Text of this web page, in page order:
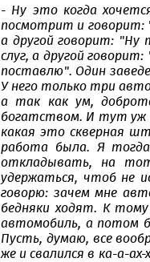
- Ну это когда
посмотрит и говорит:
а другой говорит: "Ну
слуг, а другой
поставлю". Один
У него только три
а так как ум,
богатством. И тут уж
какая это скверная
работа была. Я
откладывать, на тот
удержаться, чтоб не
говорю: зачем мне
бедняки ходят. К
автомобиль, а потом
Пусть, думаю, все
же и свалился в ка-а-